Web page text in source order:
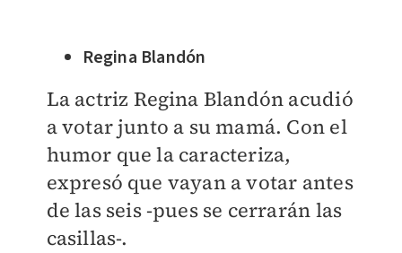
Regina Blandón
La actriz Regina Blandón acudió
a votar junto a su mamá. Con el
humor que la caracteriza,
expresó que vayan a votar antes
de las seis -pues se cerrarán las
casillas-.